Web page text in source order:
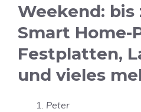
Weekend: bis
Smart Home-
Festplatten,
und vieles
Peter